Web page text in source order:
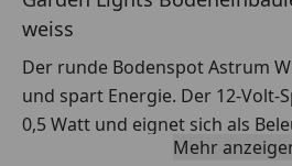
weiss
Der runde Bodenspot Astrum
und spart Energie. Der 12-Volt-
0,5 Watt und eignet sich als
Orientierung. Der Bodenspot
Mehr